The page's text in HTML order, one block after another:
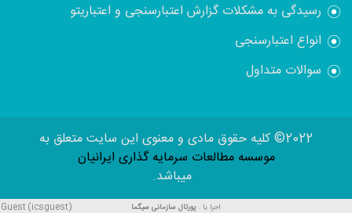
رسیدگی به مشکلات گزارش اعتبارسنجی و اعتباریتو
انواع اعتبارسنجی
سوالات متداول
2022© کلیه حقوق مادی و معنوی این سایت متعلق به
موسسه مطالعات سرمایه گذاری ایرانیان
میباشد.
اجرا با : پورتال سازمانیسیگما Guest (icsguest)